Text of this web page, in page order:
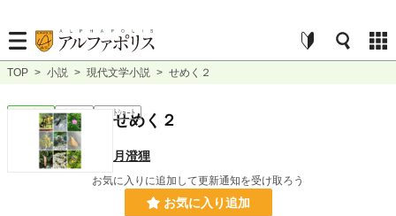
TOP > 小説 > 現代文学小説 > せめく２
現代文学 連載中 ｼｮｰﾄｼｮｰﾄ
せめく２
月澄狸
お気に入りに追加して更新通知を受け取ろう
お気に入り追加